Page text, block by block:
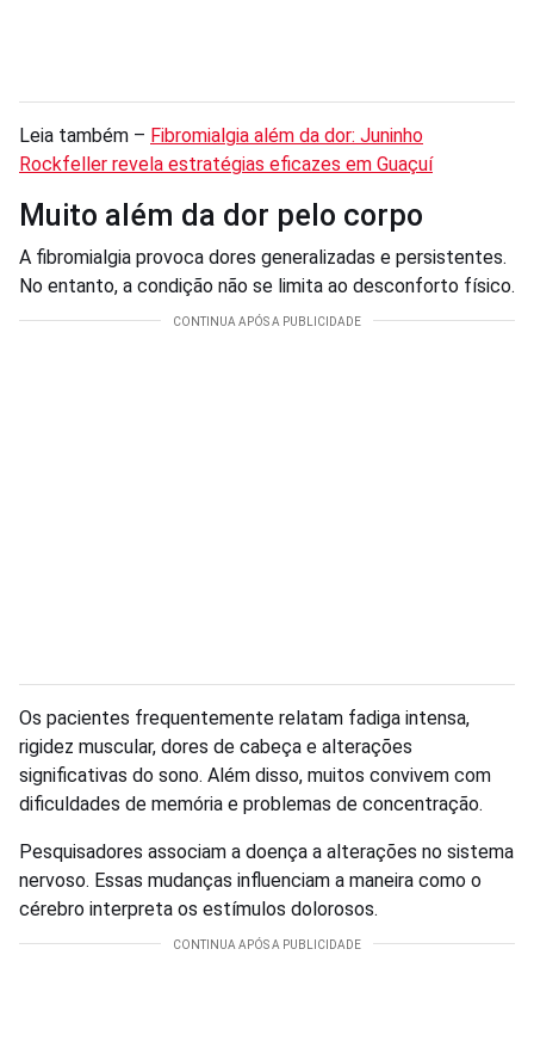
Leia também – Fibromialgia além da dor: Juninho
Rockfeller revela estratégias eficazes em Guaçuí
Muito além da dor pelo corpo
A fibromialgia provoca dores generalizadas e persistentes.
No entanto, a condição não se limita ao desconforto físico.
Os pacientes frequentemente relatam fadiga intensa,
rigidez muscular, dores de cabeça e alterações
significativas do sono. Além disso, muitos convivem com
dificuldades de memória e problemas de concentração.
Pesquisadores associam a doença a alterações no sistema
nervoso. Essas mudanças influenciam a maneira como o
cérebro interpreta os estímulos dolorosos.